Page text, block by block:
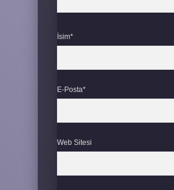
İsim*
E-Posta*
Web Sitesi